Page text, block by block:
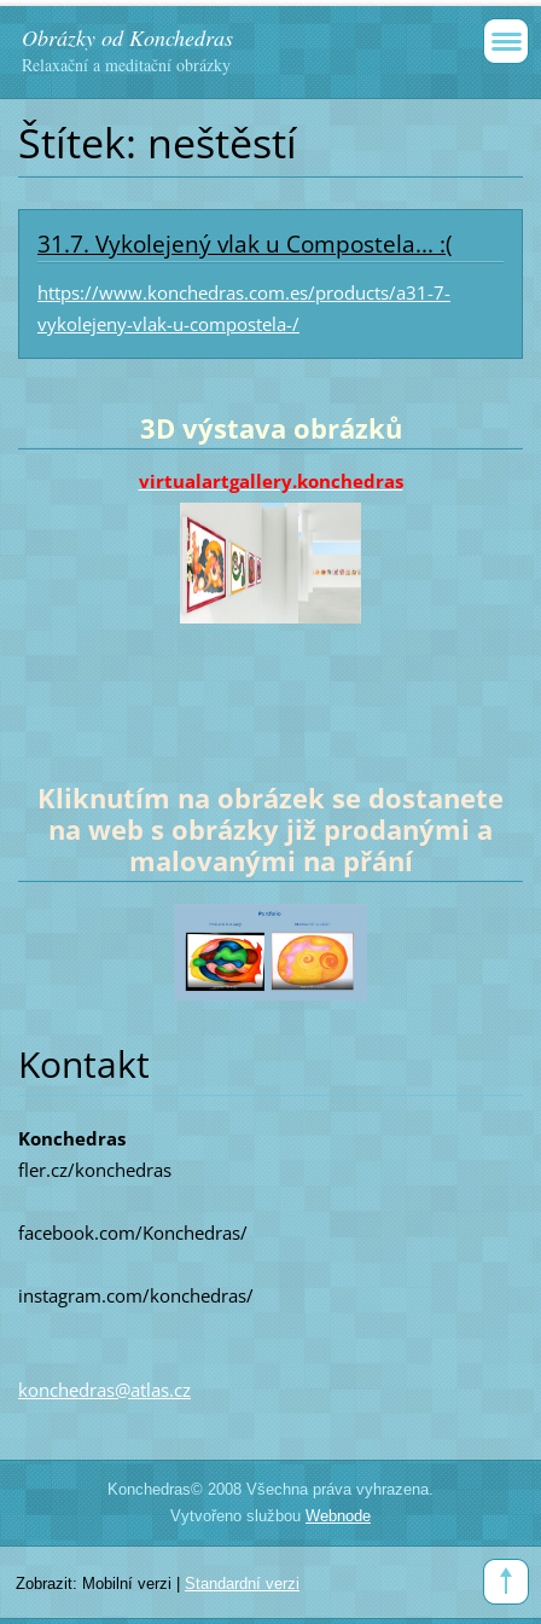
Obrázky od Konchedras
Relaxační a meditační obrázky
Štítek: neštěstí
31.7. Vykolejený vlak u Compostela... :(
https://www.konchedras.com.es/products/a31-7-
vykolejeny-vlak-u-compostela-/
3D výstava obrázků
virtualartgallery.konchedras
Kliknutím na obrázek se dostanete
na web s obrázky již prodanými a
malovanými na přání
Kontakt
Konchedras
fler.cz/konchedras
facebook.com/Konchedras/
instagram.com/konchedras/
konchedras@atlas.cz
Konchedras© 2008 Všechna práva vyhrazena.
Vytvořeno službou Webnode
Zobrazit: Mobilní verzi Standardní verzi